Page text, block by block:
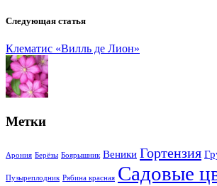
Следующая статья
Клематис «Вилль де Лион»
Метки
Арония Берёзы Боярышник Веники Гортензия
Пузыреплодник Рябина красная Садовые